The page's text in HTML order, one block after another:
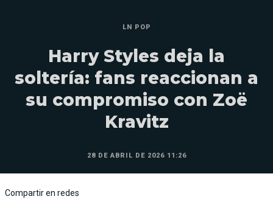
LN POP
Harry Styles deja la
soltería: fans reaccionan a
su compromiso con Zoë
Kravitz
28 DE ABRIL DE 2026 11:26
Compartir en redes